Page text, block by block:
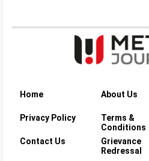
Home About Us
Privacy Policy
Terms &
Conditions
Contact Us
Grievance
Redressal